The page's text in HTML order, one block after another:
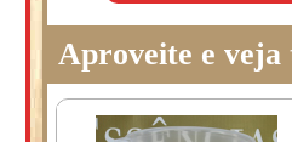
Aproveite e veja